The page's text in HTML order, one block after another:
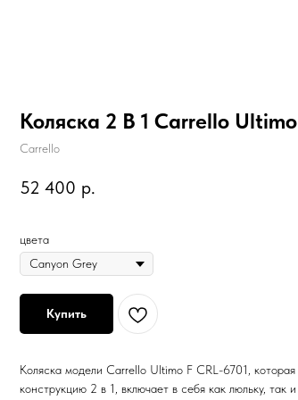
Коляска 2 В 1 Carrello
Carrello
52 400 р.
цвета
Купить
Коляска модели Carrello Ultimo F CRL-6701,
конструкцию 2 в 1, включает в себя как люльку, так